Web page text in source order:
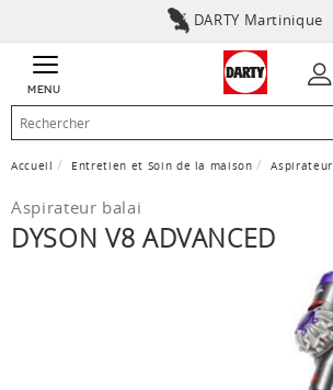
DARTY Martinique
MENU
Accueil Entretien et Soin de la maison Aspirateur
Aspirateur balai
DYSON V8 ADVANCED